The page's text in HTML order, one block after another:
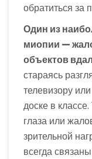
обратиться за
Один из
миопии —
объектов
стараясь
телевизору
доске в
глаза или
зрительной
всегда